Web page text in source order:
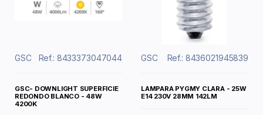
GSC Ref.: 8433373047044
GSC- DOWNLIGHT SUPERFICIE
REDONDO BLANCO - 48W
4200K
GSC Ref.: 8436021945839
LAMPARA PYGMY CLARA - 25W
E14 230V 28MM 142LM